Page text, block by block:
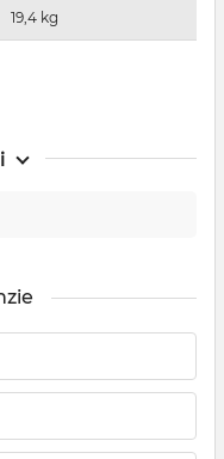
19,4 kg